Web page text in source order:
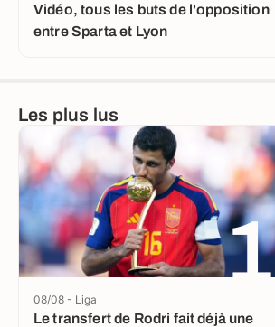
Vidéo, tous les buts de l'opposition
entre Sparta et Lyon
Les plus lus
1
Le transfert de Rodri fait déjà une
08/08 - Liga